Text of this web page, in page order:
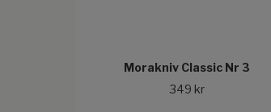
Morakniv Classic Nr 3
349 kr